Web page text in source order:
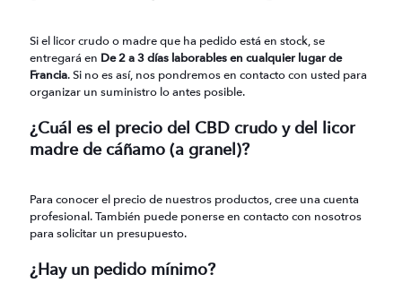
Si el licor crudo o madre que ha pedido está en stock, se
entregará en De 2 a 3 días laborables en cualquier lugar de
Francia. Si no es así, nos pondremos en contacto con usted para
organizar un suministro lo antes posible.
¿Cuál es el precio del CBD crudo y del licor
madre de cáñamo (a granel)?
Para conocer el precio de nuestros productos, cree una cuenta
profesional. También puede ponerse en contacto con nosotros
para solicitar un presupuesto.
¿Hay un pedido mínimo?